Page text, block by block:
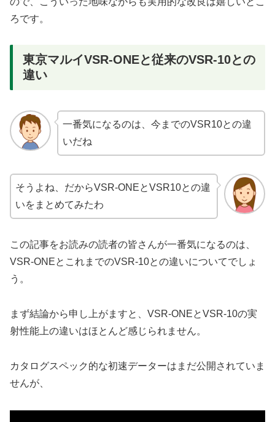
ろです。
東京マルイVSR-ONEと従来のVSR-10との
違い
一番気になるのは、今までのVSR10との違
いだね
そうよね、だからVSR-ONEとVSR10との違
いをまとめてみたわ
この記事をお読みの読者の皆さんが一番気になるのは、
VSR-ONEとこれまでのVSR-10との違いについてでしょ
う。
まず結論から申し上がますと、VSR-ONEとVSR-10の実
射性能上の違いはほとんど感じられません。
カタログスペック的な初速データーはまだ公開されていま
せんが、